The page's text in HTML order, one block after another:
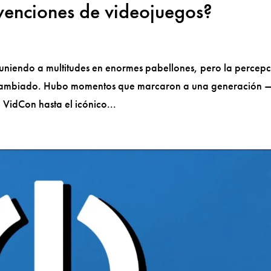
de videojuegos?
a multitudes en enormes pabellones, pero la
Hubo momentos que marcaron a una generación
hasta el icónico...